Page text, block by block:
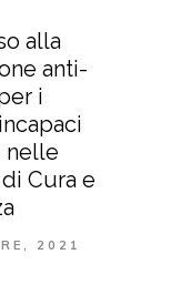
alla
anti-
i
nelle
Cura e
2021